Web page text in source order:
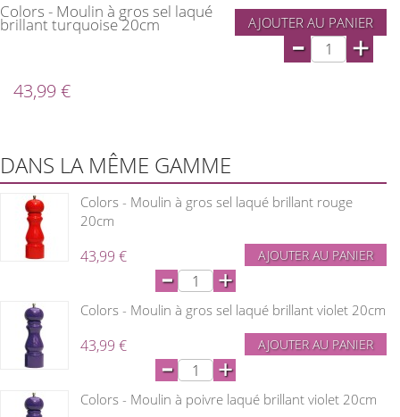
Colors - Moulin à gros sel laqué
brillant turquoise 20cm AJOUTER AU PANIER
- +
43,99 €
DANS LA MÊME GAMME
Colors - Moulin à gros sel laqué brillant rouge
20cm
43,99 € AJOUTER AU PANIER
- +
Colors - Moulin à gros sel laqué brillant violet 20cm
43,99 € AJOUTER AU PANIER
- +
Colors - Moulin à poivre laqué brillant violet 20cm